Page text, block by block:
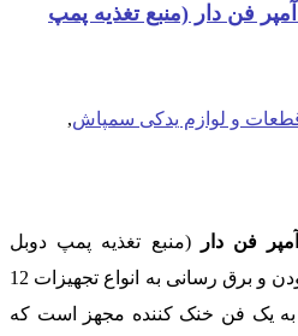
پاور سوئیچینگ 12 ولت 20 آمپر فن دار (منبع تغذیه پمپ
و لوازم یدکی سمپاش,
فن دار
(منبع تغذیه پمپ دوبل
دیافراگمی) مناسب روشن نمودن و برق رسانی به انواع تجهیزات 12
به یک فن خنک کننده مجهز است که